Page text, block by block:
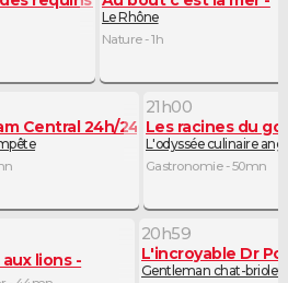
Le Rhône
Nature - 1h
Central 24h/24
21h00
Les racines du
L'odyssée culinaire
Gastronomie - 50mn
aux lions
20h59
L'incroyable Dr Pol
Gentleman chat-